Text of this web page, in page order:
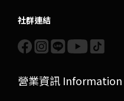
社群連結
營業資訊 Information